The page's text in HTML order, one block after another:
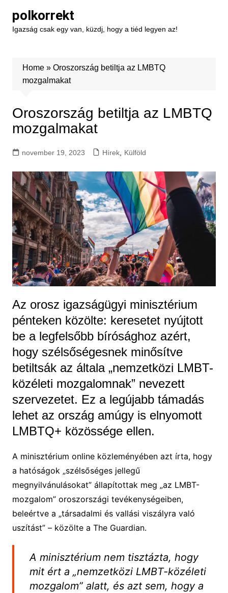
content
polkorrekt
Igazság csak egy van, küzdj, hogy a tiéd legyen az!
Home» Oroszország betiltja az LMBTQ
mozgalmakat
Oroszország betiltja az LMBTQ
mozgalmakat
november 19, 2023 Hírek, Külföld
Az orosz igazságügyi minisztérium
pénteken közölte: keresetet nyújtott
be a legfelsőbb bírósághoz azért,
hogy szélsőségesnek minősítve
betiltsák az általa „nemzetközi LMBT-
közéleti mozgalomnak” nevezett
szervezetet. Ez a legújabb támadás
lehet az ország amúgy is elnyomott
LMBTQ+ közössége ellen.
A minisztérium online közleményében azt írta, hogy
a hatóságok „szélsőséges jellegű
megnyilvánulásokat” állapítottak meg „az LMBT-
mozgalom” oroszországi tevékenységeiben,
beleértve a „társadalmi és vallási viszályra való
uszítást” – közölte a The Guardian.
A minisztérium nem tisztázta, hogy
mit ért a „nemzetközi LMBT-közéleti
mozgalom” alatt, és azt sem, hogy a